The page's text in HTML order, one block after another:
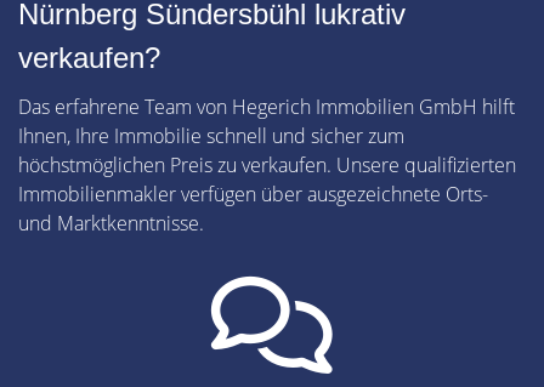
Nürnberg Sündersbühl lukrativ
verkaufen?
Das erfahrene Team von Hegerich Immobilien GmbH hilft
Ihnen, Ihre Immobilie schnell und sicher zum
höchstmöglichen Preis zu verkaufen. Unsere qualifizierten
Immobilienmakler verfügen über ausgezeichnete Orts-
und Marktkenntnisse.